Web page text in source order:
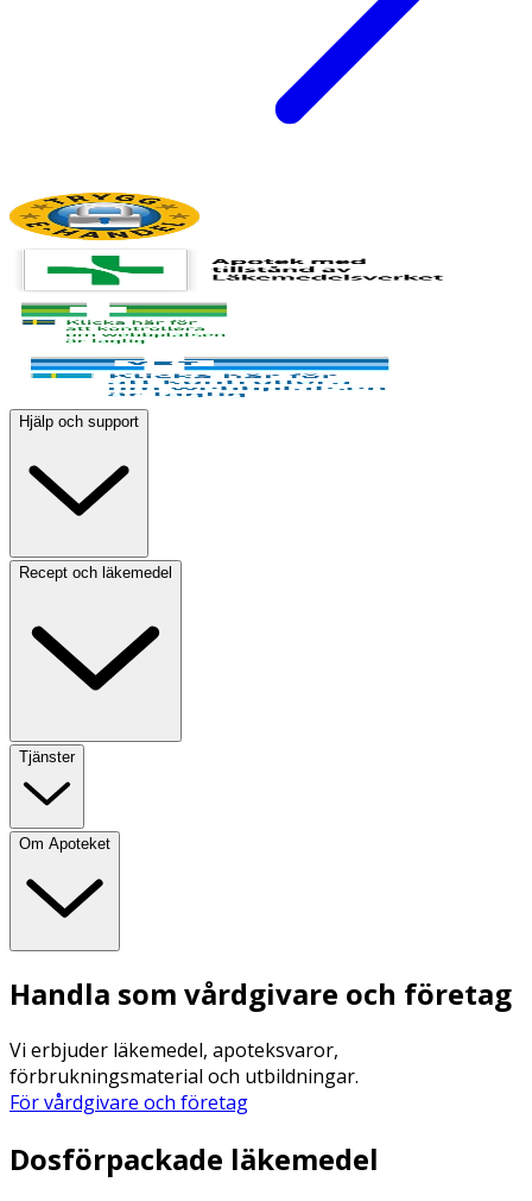
Hjälp och support
Recept och läkemedel
Tjänster
Om Apoteket
Handla som vårdgivare och företag
Vi erbjuder läkemedel, apoteksvaror,
förbrukningsmaterial och utbildningar.
För vårdgivare och företag
Dosförpackade läkemedel